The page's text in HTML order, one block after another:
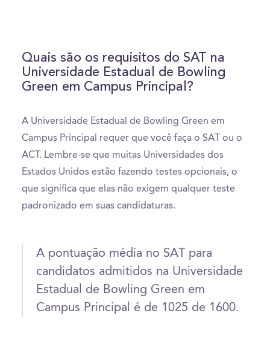
Quais são os requisitos do SAT na
Universidade Estadual de Bowling
Green em Campus Principal?
A Universidade Estadual de Bowling Green em
Campus Principal requer que você faça o SAT ou o
ACT. Lembre-se que muitas Universidades dos
Estados Unidos estão fazendo testes opcionais, o
que significa que elas não exigem qualquer teste
padronizado em suas candidaturas.
A pontuação média no SAT para
candidatos admitidos na Universidade
Estadual de Bowling Green em
Campus Principal é de 1025 de 1600.